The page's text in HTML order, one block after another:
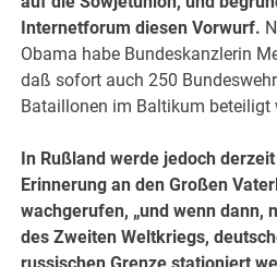
Internetforum diesen Vorwurf.
Obama habe Bundeskanzlerin
daß sofort auch 250
Bataillonen im Baltikum beteiligt
In Rußland werde jedoch
Erinnerung an den Großen
wachgerufen, „und wenn dann,
des Zweiten Weltkriegs,